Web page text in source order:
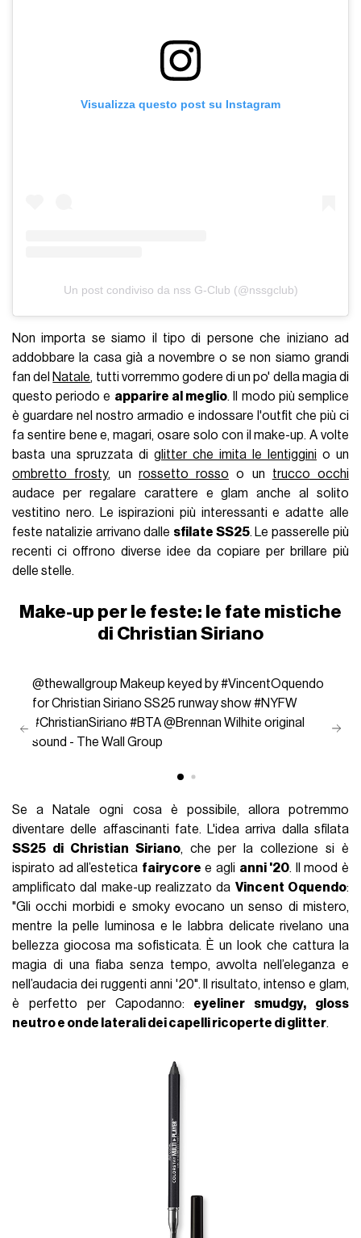
Visualizza questo post su Instagram
Un post condiviso da nss G-Club (@nssgclub)
Non importa se siamo il tipo di persone che iniziano ad
addobbare la casa già a novembre o se non siamo grandi
fan del Natale, tutti vorremmo godere di un po' della magia di
questo periodo e apparire al meglio. Il modo più semplice
è guardare nel nostro armadio e indossare l'outfit che più ci
fa sentire bene e, magari, osare solo con il make-up. A volte
basta una spruzzata diglitter che imita le lentiggini o un
ombretto frosty, un rossetto rosso o un trucco occhi
audace per regalare carattere e glam anche al solito
vestitino nero. Le ispirazioni più interessanti e adatte alle
feste natalizie arrivano dalle sfilate SS25. Le passerelle più
recenti ci offrono diverse idee da copiare per brillare più
delle stelle.
Make-up per le feste: le fate mistiche
di Christian Siriano
@thewallgroup Makeup keyed by#VincentOquendo
for Christian Siriano SS25 runway show#NYFW
#ChristianSiriano #BTA@Brennan Wilhite original
sound - The Wall Group
Se a Natale ogni cosa è possibile, allora potremmo
diventare delle affascinanti fate. L'idea arriva dalla sfilata
SS25 di Christian Siriano, che per la collezione si è
ispirato ad all’estetica fairycore e agli anni '20. Il mood è
amplificato dal make-up realizzato da Vincent Oquendo:
"Gli occhi morbidi e smoky evocano un senso di mistero,
mentre la pelle luminosa e le labbra delicate rivelano una
bellezza giocosa ma sofisticata. È un look che cattura la
magia di una fiaba senza tempo, avvolta nell’eleganza e
nell’audacia dei ruggenti anni '20". Il risultato, intenso e glam,
è perfetto per Capodanno: eyeliner smudgy, gloss
neutro e onde laterali dei capelli ricoperte di glitter.